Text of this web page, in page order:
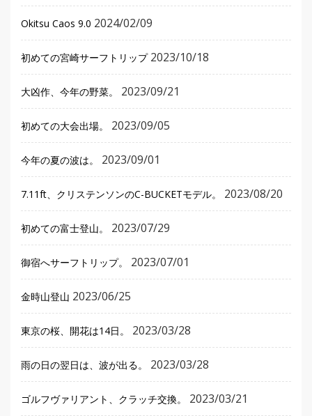
Okitsu Caos 9.0 2024/02/09
初めての宮崎サーフトリップ 2023/10/18
大凶作、今年の野菜。 2023/09/21
初めての大会出場。 2023/09/05
今年の夏の波は。 2023/09/01
7.11ft、クリステンソンのC-BUCKETモデル。 2023/08/20
初めての富士登山。 2023/07/29
御宿へサーフトリップ。 2023/07/01
金時山登山 2023/06/25
東京の桜、開花は14日。 2023/03/28
雨の日の翌日は、波が出る。 2023/03/28
ゴルフヴァリアント、クラッチ交換。 2023/03/21